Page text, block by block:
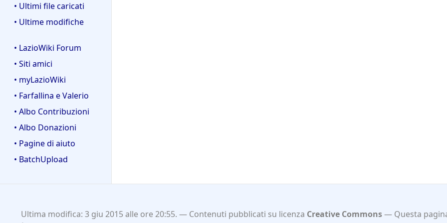
• Ultimi file caricati
• Ultime modifiche
• LazioWiki Forum
• Siti amici
• myLazioWiki
• Farfallina e Valerio
• Albo Contribuzioni
• Albo Donazioni
• Pagine di aiuto
• BatchUpload
Ultima modifica: 3 giu 2015 alle ore 20:55. Contenuti pubblicati su licenza Creative Commons
Questa